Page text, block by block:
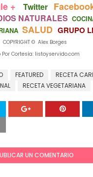
+ Twitter
NATURALES
SALUD GRUPO
COPYRIGHT © Alex Borges
Por Cortesía: listoyservido.com
FEATURED
RECETA
RECETA VEGETARIANA
UN COMENTARIO